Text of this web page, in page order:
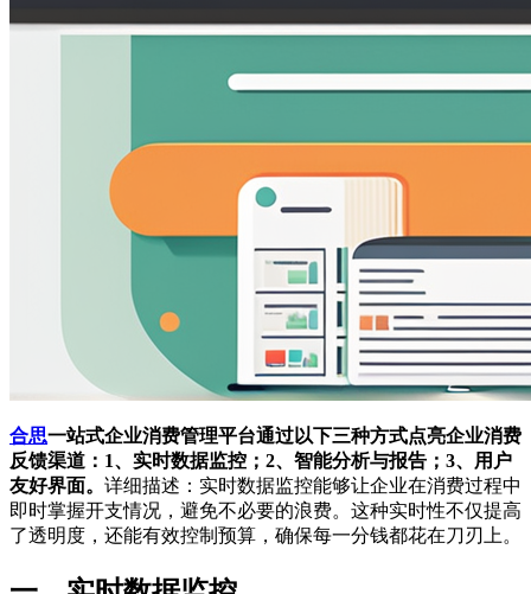
合思一站式企业消费管理平台通过以下三种方式点亮企业消费
反馈渠道：1、实时数据监控；2、智能分析与报告；3、用户
友好界面。 详细描述：实时数据监控能够让企业在消费过程中
即时掌握开支情况，避免不必要的浪费。这种实时性不仅提高
了透明度，还能有效控制预算，确保每一分钱都花在刀刃上。